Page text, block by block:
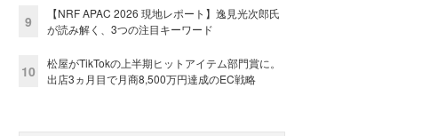
9
【NRF APAC 2026 現地レポート】逸見光次郎氏
が読み解く、3つの注目キーワード
10
松屋がTikTokの上半期ヒットアイテム部門賞に。
出店3ヵ月目で月商8,500万円達成のEC戦略